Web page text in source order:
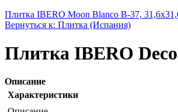
Плитка IBERO Moon Blanco B-37,
Вернуться к: Плитка (Испания)
Плитка IBERO
Описание
Характеристики